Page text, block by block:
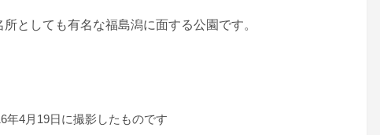
としても有名な福島潟に面する公園です。
年4月19日に撮影したものです